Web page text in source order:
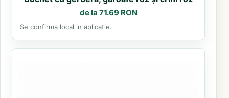
de la 71.69 RON
Se confirma local in aplicatie.